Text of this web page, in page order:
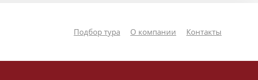
Подбор тура О компании Контакты